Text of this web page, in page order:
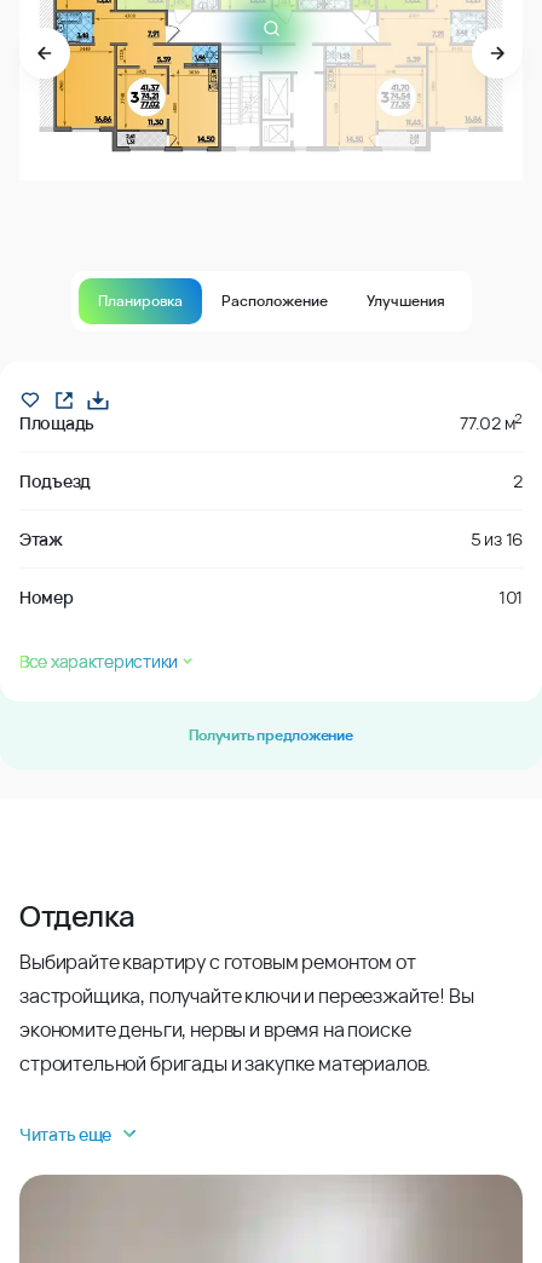
Планировка Расположение Улучшения
Площадь 77.02 м2
Подъезд 2
Этаж 5 из16
Номер 101
Все характеристики
Получить предложение
Отделка
Выбирайте квартиру с готовым ремонтом от
застройщика, получайте ключи и переезжайте! Вы
экономите деньги, нервы и время на поиске
строительной бригады и закупке материалов.
Читать еще